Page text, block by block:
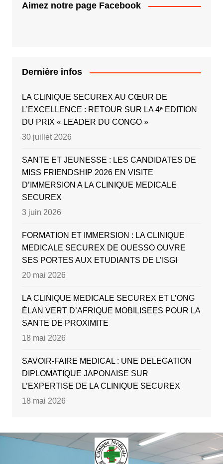
Aimez notre page Facebook
Dernière infos
LA CLINIQUE SECUREX AU CŒUR DE
L’EXCELLENCE : RETOUR SUR LA 4ᵉ EDITION
DU PRIX « LEADER DU CONGO »
30 juillet 2026
SANTE ET JEUNESSE : LES CANDIDATES DE
MISS FRIENDSHIP 2026 EN VISITE
D’IMMERSION A LA CLINIQUE MEDICALE
SECUREX
3 juin 2026
FORMATION ET IMMERSION : LA CLINIQUE
MEDICALE SECUREX DE OUESSO OUVRE
SES PORTES AUX ETUDIANTS DE L’ISGI
20 mai 2026
LA CLINIQUE MEDICALE SECUREX ET L’ONG
ÉLAN VERT D’AFRIQUE MOBILISEES POUR LA
SANTE DE PROXIMITE
18 mai 2026
SAVOIR-FAIRE MEDICAL : UNE DELEGATION
DIPLOMATIQUE JAPONAISE SUR
L’EXPERTISE DE LA CLINIQUE SECUREX
18 mai 2026